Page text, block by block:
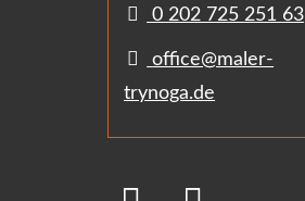
0 202 725 251 63
office@maler-
trynoga.de